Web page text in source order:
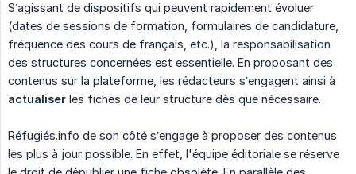
S’agissant de dispositifs qui peuvent rapidement évoluer
(dates de sessions de formation, formulaires de candidature,
fréquence des cours de français, etc.), la responsabilisation
des structures concernées est essentielle. En proposant des
contenus sur la plateforme, les rédacteurs s’engagent ainsi à
actualiser les fiches de leur structure dès que nécessaire.
Réfugiés.info de son côté s’engage à proposer des contenus
les plus à jour possible. En effet, l'équipe éditoriale se réserve